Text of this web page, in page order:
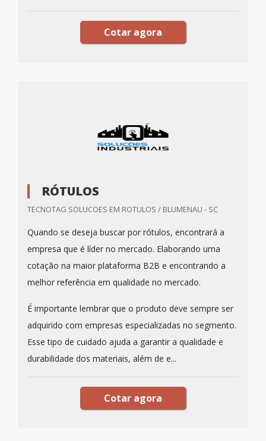
Cotar agora
RÓTULOS
TECNOTAG SOLUCOES EM ROTULOS / BLUMENAU - SC
Quando se deseja buscar por rótulos, encontrará a
empresa que é líder no mercado. Elaborando uma
cotação na maior plataforma B2B e encontrando a
melhor referência em qualidade no mercado.
É importante lembrar que o produto deve sempre ser
adquirido com empresas especializadas no segmento.
Esse tipo de cuidado ajuda a garantir a qualidade e
durabilidade dos materiais, além de e...
Cotar agora